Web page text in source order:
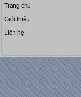
Trang chủ
Giới thiệu
Liên hệ